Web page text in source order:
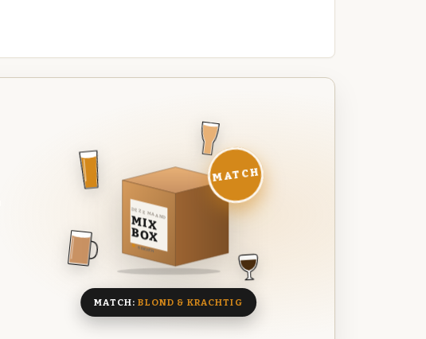
DEZE MAAND
MIX
BOX
8 BIEREN
MATCH
MATCH:BLOND & KRACHTIG